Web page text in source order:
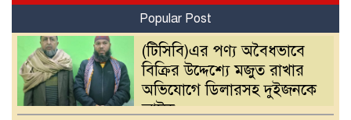
Popular Post
(টিসিবি)এর পণ্য অবৈধভাবে
বিক্রির উদ্দেশ্যে মজুত রাখার
অভিযোগে ডিলারসহ দুইজনকে
আটক